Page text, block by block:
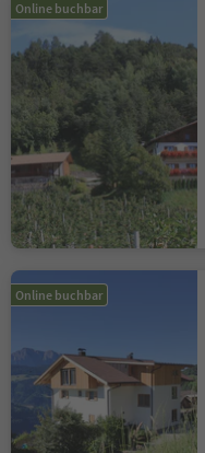
Online buchbar
Online buchbar